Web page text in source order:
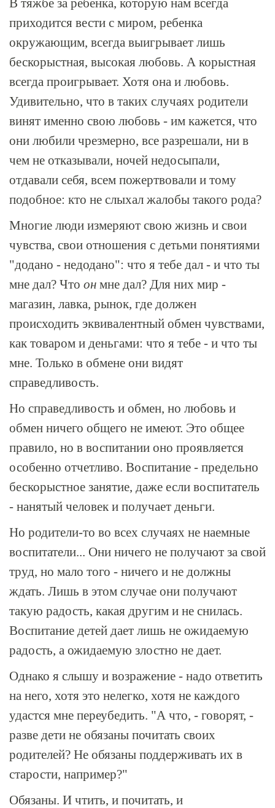
В тяжбе за ребенка, которую нам всегда
приходится вести с миром, ребенка
окружающим, всегда выигрывает лишь
бескорыстная, высокая любовь. А корыстная
всегда проигрывает. Хотя она и любовь.
Удивительно, что в таких случаях родители
винят именно свою любовь - им кажется, что
они любили чрезмерно, все разрешали, ни в
чем не отказывали, ночей недосыпали,
отдавали себя, всем пожертвовали и тому
подобное: кто не слыхал жалобы такого рода?
Многие люди измеряют свою жизнь и свои
чувства, свои отношения с детьми понятиями
"додано - недодано": что я тебе дал - и что ты
мне дал? Что он мне дал? Для них мир -
магазин, лавка, рынок, где должен
происходить эквивалентный обмен чувствами,
как товаром и деньгами: что я тебе - и что ты
мне. Только в обмене они видят
справедливость.
Но справедливость и обмен, но любовь и
обмен ничего общего не имеют. Это общее
правило, но в воспитании оно проявляется
особенно отчетливо. Воспитание - предельно
бескорыстное занятие, даже если воспитатель
- нанятый человек и получает деньги.
Но родители-то во всех случаях не наемные
воспитатели... Они ничего не получают за свой
труд, но мало того - ничего и не должны
ждать. Лишь в этом случае они получают
такую радость, какая другим и не снилась.
Воспитание детей дает лишь не ожидаемую
радость, а ожидаемую злостно не дает.
Однако я слышу и возражение - надо ответить
на него, хотя это нелегко, хотя не каждого
удастся мне переубедить. "А что, - говорят, -
разве дети не обязаны почитать своих
родителей? Не обязаны поддерживать их в
старости, например?"
Обязаны. И чтить, и почитать, и